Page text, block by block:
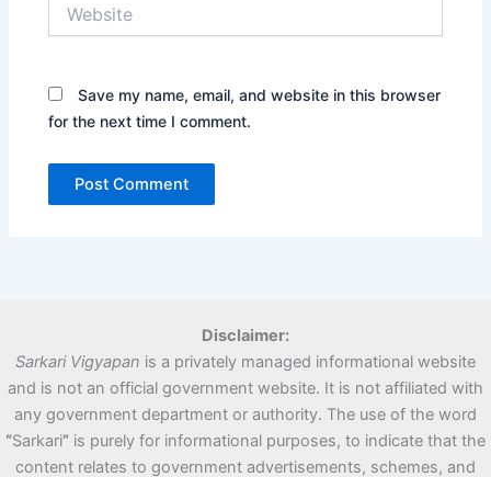
Save my name, email, and website in this browser
for the next time I comment.
Disclaimer:
Sarkari Vigyapan is a privately managed informational website
and is not an official government website. It is not affiliated with
any government department or authority. The use of the word
“Sarkari” is purely for informational purposes, to indicate that the
content relates to government advertisements, schemes, and